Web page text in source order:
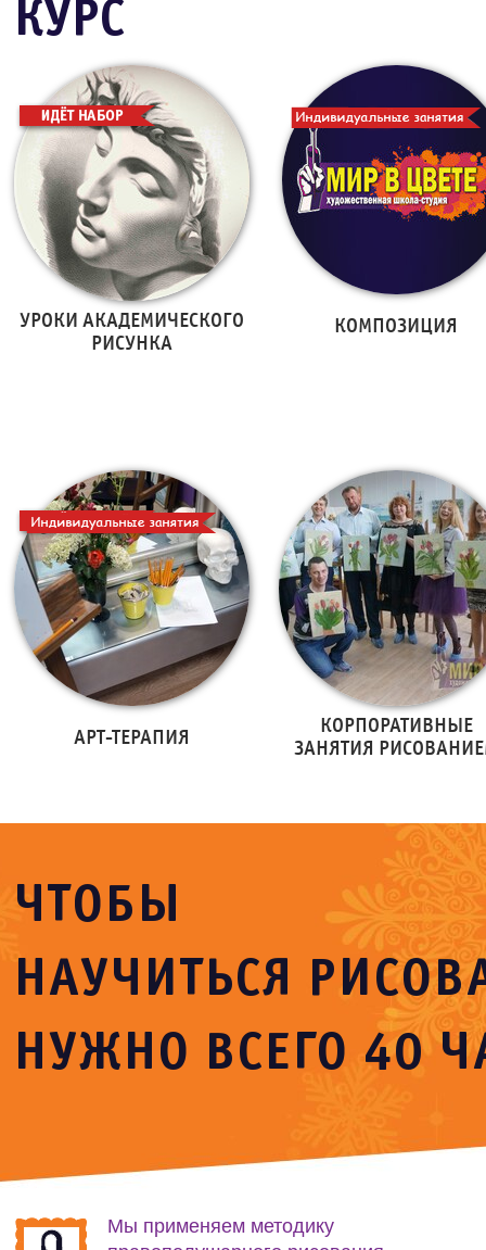
КУРС
УРОКИ АКАДЕМИЧЕСКОГО
РИСУНКА
КОМПОЗИЦИЯ
АРТ-ТЕРАПИЯ
КОРПОРАТИВНЫЕ
ЗАНЯТИЯ
ЧТОБЫ
НАУЧИТЬСЯ
НУЖНО ВСЕГО 40
Мы применяем методику